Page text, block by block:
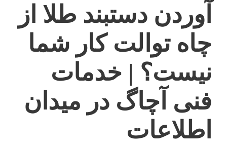
آوردن دستبند طلا از
چاه توالت کار شما
نیست؟ | خدمات
فنی آچاگ در میدان
اطلاعات